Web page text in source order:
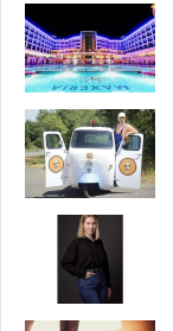
s
e
y
o